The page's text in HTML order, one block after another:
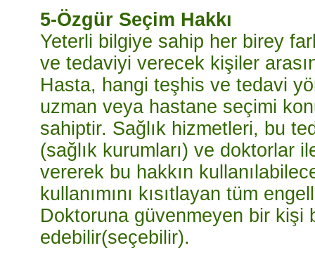
5-Özgür Seçim Hakkı
Yeterli bilgiye sahip her birey
ve tedaviyi verecek kişiler
Hasta, hangi teşhis ve tedavi
uzman veya hastane seçimi
sahiptir. Sağlık hizmetleri, bu
(sağlık kurumları) ve doktorlar
vererek bu hakkın
kullanımını kısıtlayan tüm
Doktoruna güvenmeyen bir kişi
edebilir(seçebilir).